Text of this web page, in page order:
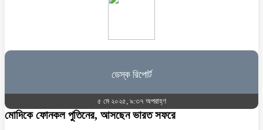
ডেস্ক রিপোর্ট
৫ মে ২০২৫, ৯:৩৭ অপরাহ্ণ
মোদিকে ফোনকল পুতিনের, আসছেন ভারত সফরে